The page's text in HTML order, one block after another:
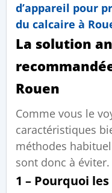
d’appareil pour
du calcaire à
La solution
Rouen
Comme vous le
caractéristiques
méthodes
sont donc à éviter.
1 – Pourquoi